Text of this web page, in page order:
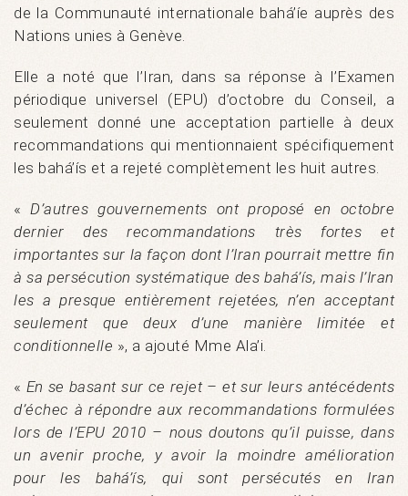
de la Communauté internationale bahá’íe auprès des
Nations unies à Genève.
Elle a noté que l’Iran, dans sa réponse à l’Examen
périodique universel (EPU) d’octobre du Conseil, a
seulement donné une acceptation partielle à deux
recommandations qui mentionnaient spécifiquement
les bahá’ís et a rejeté complètement les huit autres.
«D’autres gouvernements ont proposé en octobre
dernier des recommandations très fortes et
importantes sur la façon dont l’Iran pourrait mettre fin
à sa persécution systématique des bahá’ís, mais l’Iran
les a presque entièrement rejetées, n’en acceptant
seulement que deux d’une manière limitée et
conditionnelle », a ajouté Mme Ala’i.
« En se basant sur ce rejet – et sur leurs antécédents
d’échec à répondre aux recommandations formulées
lors de l’EPU 2010 – nous doutons qu’il puisse, dans
un avenir proche, y avoir la moindre amélioration
pour les bahá’ís, qui sont persécutés en Iran